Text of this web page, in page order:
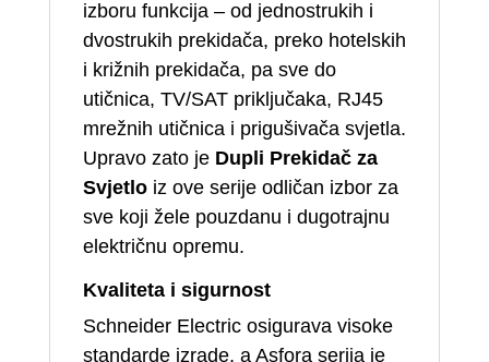
izboru funkcija – od jednostrukih i
dvostrukih prekidača, preko hotelskih
i križnih prekidača, pa sve do
utičnica, TV/SAT priključaka, RJ45
mrežnih utičnica i prigušivača svjetla.
Upravo zato je Dupli Prekidač za
Svjetloiz ove serije odličan izbor za
sve koji žele pouzdanu i dugotrajnu
električnu opremu.
Kvaliteta i sigurnost
Schneider Electric osigurava visoke
standarde izrade, a Asfora serija je